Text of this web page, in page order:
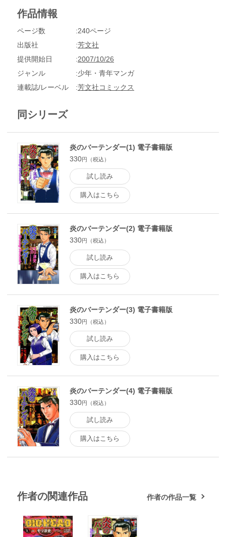
なく城島炎だった…!!
作品情報
ページ数
240ページ
出版社
芳文社
提供開始日
2007/10/26
ジャンル
少年・青年マンガ
連載誌/レーベル
芳文社コミックス
同シリーズ
炎のバーテンダー(1) 電子書籍版
330円（税込）
試し読み
購入はこちら
炎のバーテンダー(2) 電子書籍版
330円（税込）
試し読み
購入はこちら
炎のバーテンダー(3) 電子書籍版
330円（税込）
試し読み
購入はこちら
炎のバーテンダー(4) 電子書籍版
330円（税込）
試し読み
購入はこちら
作者の関連作品 作者の作品一覧